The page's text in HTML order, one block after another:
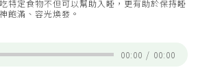
特定食物不但可以幫助入睡，更有助於保持睡
飽滿、容光煥發。
00:00 / 00:00